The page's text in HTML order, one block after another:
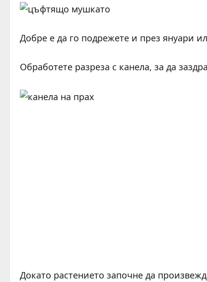
Добре е да го подрежете и през януари
Обработете разреза с канела, за да
Докато растението започне да